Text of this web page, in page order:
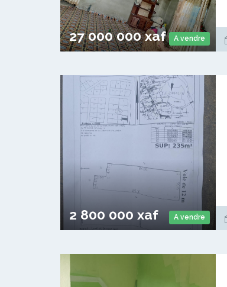
A vendre
27 000 000 xaf
A vendre
2 800 000 xaf